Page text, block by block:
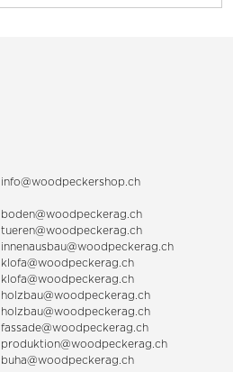
info@woodpeckershop.ch
boden@woodpeckerag.ch
tueren@woodpeckerag.ch
innenausbau@woodpeckerag.ch
klofa@woodpeckerag.ch
klofa@woodpeckerag.ch
holzbau@woodpeckerag.ch
holzbau@woodpeckerag.ch
fassade@woodpeckerag.ch
produktion@woodpeckerag.ch
buha@woodpeckerag.ch